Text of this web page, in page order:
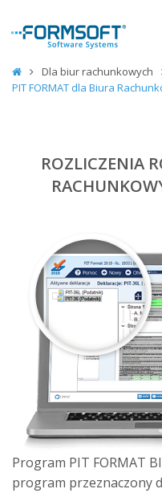
Dla biur rachunkowych
PIT FORMAT dla Biura
ROZLICZENIA
Program PIT FORMAT
program przeznaczony